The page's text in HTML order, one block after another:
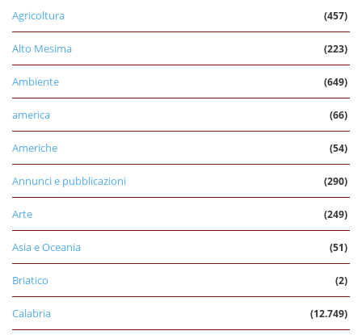
Agricoltura (457)
Alto Mesima (223)
Ambiente (649)
america (66)
Americhe (54)
Annunci e pubblicazioni (290)
Arte (249)
Asia e Oceania (51)
Briatico (2)
Calabria (12.749)